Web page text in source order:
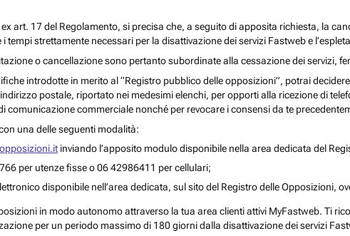
art. 17 del Regolamento, si precisa che, a seguito di apposita richiesta, la
strettamente necessari per la disattivazione dei servizi Fastweb e
o cancellazione sono pertanto subordinate alla cessazione dei servizi,
introdotte in merito al “Registro pubblico delle opposizioni”, potrai
postale, riportato nei medesimi elenchi, per opporti alla ricezione di
comunicazione commerciale nonché per revocare i consensi da te
una delle seguenti modalità:
inviando l’apposito modulo disponibile nella area dedicata del
per utenze fisse o 06 42986411 per cellulari;
disponibile nell’area dedicata, sul sito del Registro delle Opposizioni,
in modo autonomo attraverso la tua area clienti attivi MyFastweb. Ti
per un periodo massimo di 180 giorni dalla disattivazione dei servizi